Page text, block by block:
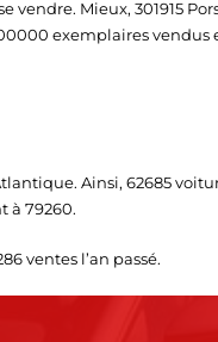
Mieux, 301915
exemplaires vendus
Ainsi, 62685
à 79260.
ventes l’an passé.